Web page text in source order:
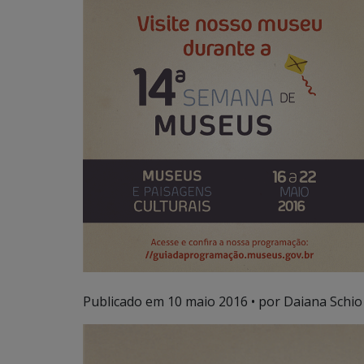
Publicado em 10 maio 2016 • por Daiana Schio